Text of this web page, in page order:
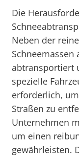
Die
Neben der
Schneemassen
abtransportiert
spezielle
erforderlich,
Straßen zu
Unternehmen
um einen
gewährleisten.